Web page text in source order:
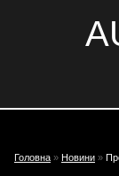
Головна » Новини »